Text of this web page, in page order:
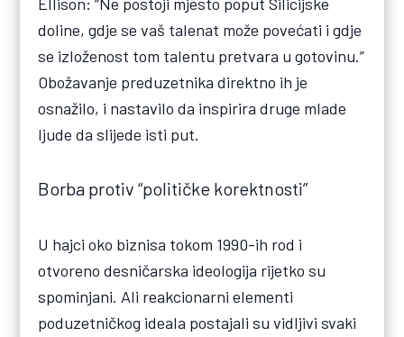
doline, gdje se vaš talenat može povećati i gdje
se izloženost tom talentu pretvara u gotovinu.”
Obožavanje preduzetnika direktno ih je
osnažilo, i nastavilo da inspirira druge mlade
ljude da slijede isti put.
Borba protiv “političke korektnosti”
U hajci oko biznisa tokom 1990-ih rod i
otvoreno desničarska ideologija rijetko su
spominjani. Ali reakcionarni elementi
poduzetničkog ideala postajali su vidljivi svaki